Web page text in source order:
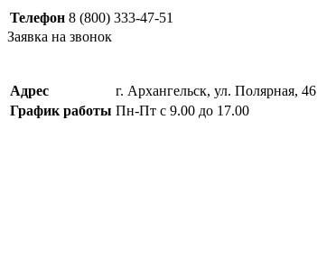
Телефон 8 (800) 333-47-51
Заявка на звонок
Адрес
г. Архангельск, ул. Полярная, 46
График работы Пн-Пт с 9.00 до 17.00